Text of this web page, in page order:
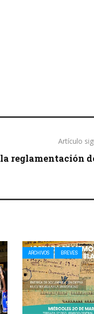
Artículo
reglamentación
ARCHIVOS BREVES